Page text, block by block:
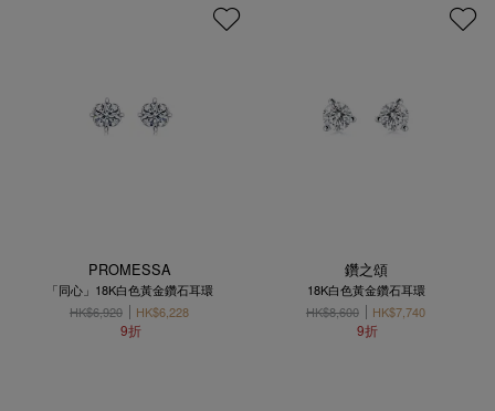
PROMESSA
「同心」18K白色黃金鑽石耳環
HK$6,920
HK$6,228
9折
鑽之頌
18K白色黃金鑽石耳環
HK$8,600
HK$7,740
9折